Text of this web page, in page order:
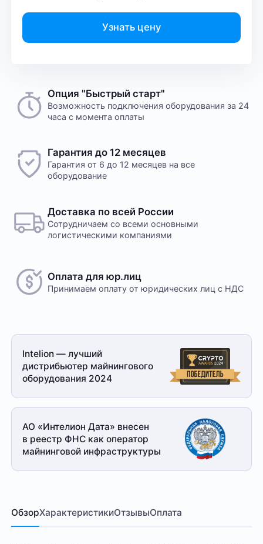
Узнать цену
Опция "Быстрый старт"
Возможность подключения оборудования за 24
часа с момента оплаты
Гарантия до 12 месяцев
Гарантия от 6 до 12 месяцев на все
оборудование
Доставка по всей России
Сотрудничаем со всеми основными
логистическими компаниями
Оплата для юр.лиц
Принимаем оплату от юридических лиц с НДС
Intelion — лучший
дистрибьютер майнингового
оборудования 2024
АО «Интелион Дата» внесен
в реестр ФНС как оператор
майнинговой инфраструктуры
ОбзорХарактеристикиОтзывыОплата